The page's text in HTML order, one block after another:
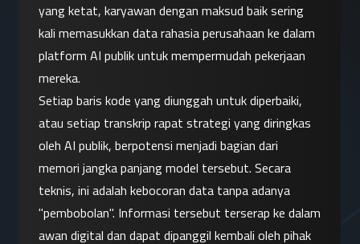
yang ketat, karyawan dengan maksud baik sering
kali memasukkan data rahasia perusahaan ke dalam
platform AI publik untuk mempermudah pekerjaan
mereka.
Setiap baris kode yang diunggah untuk diperbaiki,
atau setiap transkrip rapat strategi yang diringkas
oleh AI publik, berpotensi menjadi bagian dari
memori jangka panjang model tersebut. Secara
teknis, ini adalah kebocoran data tanpa adanya
"pembobolan". Informasi tersebut terserap ke dalam
awan digital dan dapat dipanggil kembali oleh pihak